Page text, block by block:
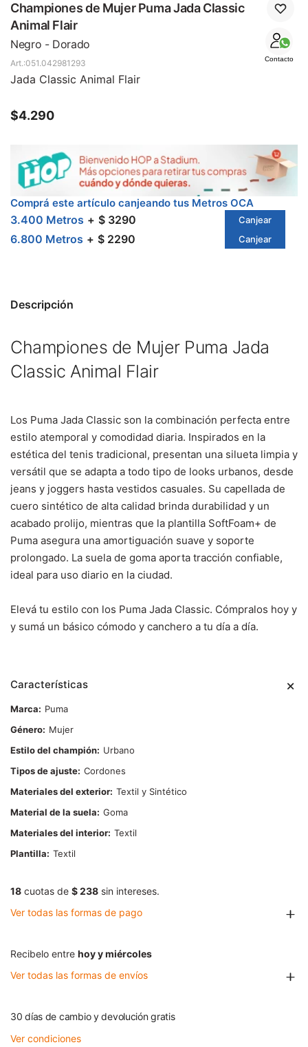
Championes de Mujer Puma Jada Classic
Animal Flair
Negro - Dorado
Contacto
051.042981293
Jada Classic Animal Flair
$4.290
Comprá este artículo canjeando tus Metros OCA
3.400 Metros $ 3290 Canjear
6.800 Metros $ 2290 Canjear
Descripción
Championes de Mujer Puma Jada
Classic Animal Flair
Los Puma Jada Classic son la combinación perfecta entre
estilo atemporal y comodidad diaria. Inspirados en la
estética del tenis tradicional, presentan una silueta limpia y
versátil que se adapta a todo tipo de looks urbanos, desde
jeans y joggers hasta vestidos casuales. Su capellada de
cuero sintético de alta calidad brinda durabilidad y un
acabado prolijo, mientras que la plantilla SoftFoam+ de
Puma asegura una amortiguación suave y soporte
prolongado. La suela de goma aporta tracción confiable,
ideal para uso diario en la ciudad.
Elevá tu estilo con los Puma Jada Classic. Cómpralos hoy y
y sumá un básico cómodo y canchero a tu día a día.
Características
Marca
Puma
Género
Mujer
Estilo del champión
Urbano
Tipos de ajuste Cordones
Materiales del exterior Textil y Sintético
Material de la suela
Goma
Materiales del interior Textil
Plantilla
Textil
18 cuotas de $ 238 sin intereses.
Ver todas las formas de pago
Recibelo entre hoy y miércoles
Ver todas las formas de envíos
30 días de cambio y devolución gratis
Ver condiciones